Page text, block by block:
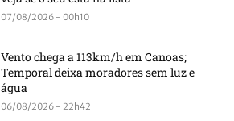
07/08/2026 - 00h10
Vento chega a 113km/h em Canoas;
Temporal deixa moradores sem luz e
água
06/08/2026 - 22h42